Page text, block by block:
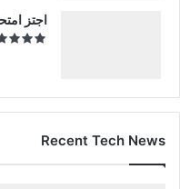
اجتز
Recent Tech News